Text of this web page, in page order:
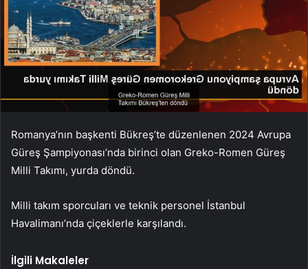
Romanya’nın başkenti Bükreş’te düzenlenen 2024 Avrupa
Güreş Şampiyonası’nda birinci olan Greko-Romen Güreş
Milli Takımı, yurda döndü.
Milli takım sporcuları ve teknik personel İstanbul
Havalimanı’nda çiçeklerle karşılandı.
İlgili Makaleler